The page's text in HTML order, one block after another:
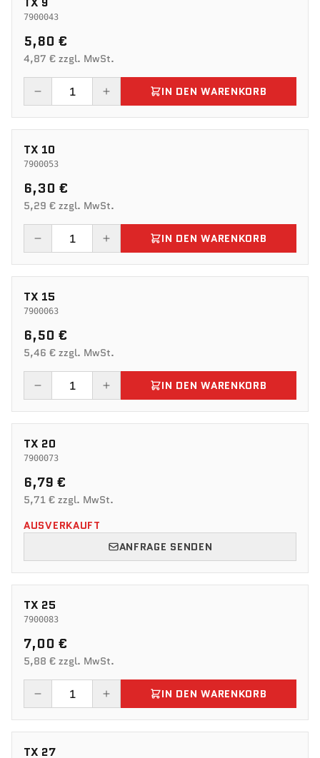
7900043
5,80 €
4,87 € zzgl. MwSt.
IN DEN WARENKORB
TX 10
7900053
6,30 €
5,29 € zzgl. MwSt.
IN DEN WARENKORB
TX 15
7900063
6,50 €
5,46 € zzgl. MwSt.
IN DEN WARENKORB
TX 20
7900073
6,79 €
5,71 € zzgl. MwSt.
AUSVERKAUFT
ANFRAGE SENDEN
TX 25
7900083
7,00 €
5,88 € zzgl. MwSt.
IN DEN WARENKORB
TX 27